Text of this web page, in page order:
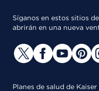
Síganos en estos sitios
abrirán en una nueva
Planes de salud de